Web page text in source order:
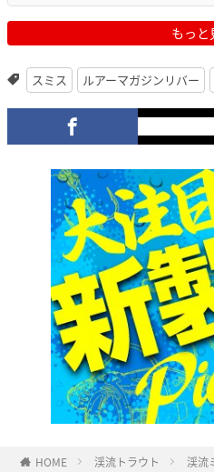
もっと
スミス ルアーマガジンリバー
HOME 渓流トラウト 渓流